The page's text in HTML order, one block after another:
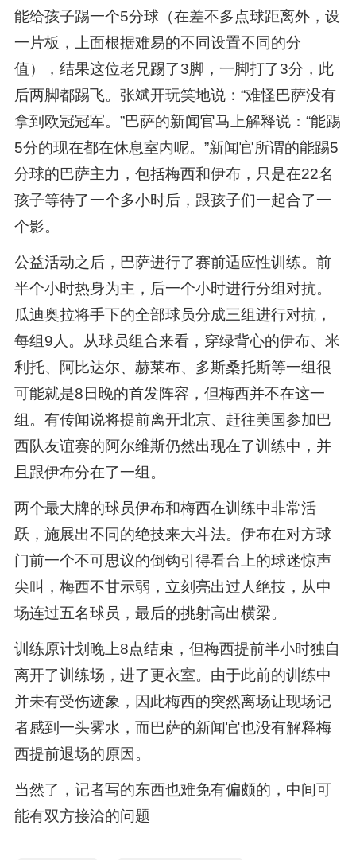
能给孩子踢一个5分球（在差不多点球距离外，设
一片板，上面根据难易的不同设置不同的分
值），结果这位老兄踢了3脚，一脚打了3分，此
后两脚都踢飞。张斌开玩笑地说：“难怪巴萨没有
拿到欧冠冠军。”巴萨的新闻官马上解释说：“能踢
5分的现在都在休息室内呢。”新闻官所谓的能踢5
分球的巴萨主力，包括梅西和伊布，只是在22名
孩子等待了一个多小时后，跟孩子们一起合了一
个影。
公益活动之后，巴萨进行了赛前适应性训练。前
半个小时热身为主，后一个小时进行分组对抗。
瓜迪奥拉将手下的全部球员分成三组进行对抗，
每组9人。从球员组合来看，穿绿背心的伊布、米
利托、阿比达尔、赫莱布、多斯桑托斯等一组很
可能就是8日晚的首发阵容，但梅西并不在这一
组。有传闻说将提前离开北京、赶往美国参加巴
西队友谊赛的阿尔维斯仍然出现在了训练中，并
且跟伊布分在了一组。
两个最大牌的球员伊布和梅西在训练中非常活
跃，施展出不同的绝技来大斗法。伊布在对方球
门前一个不可思议的倒钩引得看台上的球迷惊声
尖叫，梅西不甘示弱，立刻亮出过人绝技，从中
场连过五名球员，最后的挑射高出横梁。
训练原计划晚上8点结束，但梅西提前半小时独自
离开了训练场，进了更衣室。由于此前的训练中
并未有受伤迹象，因此梅西的突然离场让现场记
者感到一头雾水，而巴萨的新闻官也没有解释梅
西提前退场的原因。
当然了，记者写的东西也难免有偏颇的，中间可
能有双方接洽的问题